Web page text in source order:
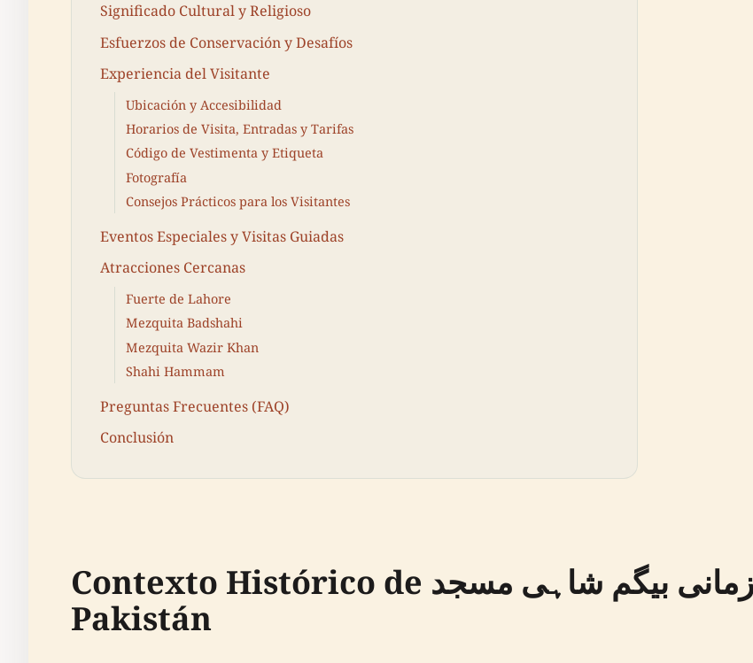
Significado Cultural y Religioso
Esfuerzos de Conservación y Desafíos
Experiencia del Visitante
Ubicación y Accesibilidad
Horarios de Visita, Entradas y Tarifas
Código de Vestimenta y Etiqueta
Fotografía
Consejos Prácticos para los Visitantes
Eventos Especiales y Visitas Guiadas
Atracciones Cercanas
Fuerte de Lahore
Mezquita Badshahi
Mezquita Wazir Khan
Shahi Hammam
Preguntas Frecuentes (FAQ)
Conclusión
Contexto Histórico de مریم الزمانی بیگم شاہی مسجد, Lahore,
Pakistán